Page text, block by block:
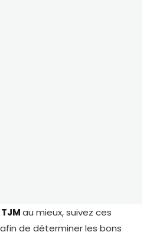
au mieux, suivez ces
de déterminer les bons